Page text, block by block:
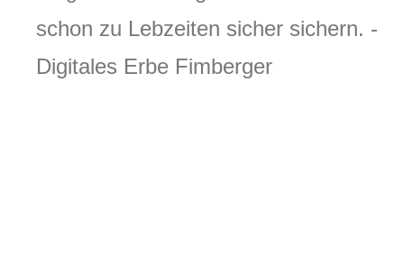
schon zu Lebzeiten sicher sichern. -
Digitales Erbe Fimberger